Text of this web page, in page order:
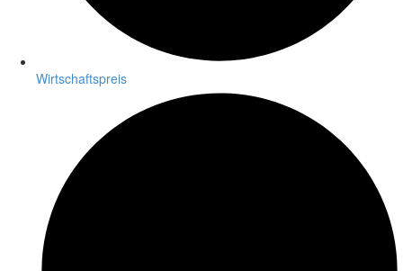
Wirtschaftspreis